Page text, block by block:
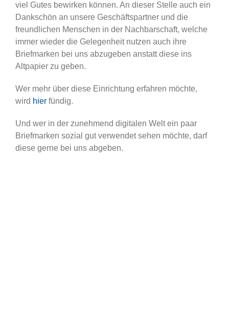
viel Gutes bewirken können. An dieser Stelle auch ein
Dankschön an unsere Geschäftspartner und die
freundlichen Menschen in der Nachbarschaft, welche
immer wieder die Gelegenheit nutzen auch ihre
Briefmarken bei uns abzugeben anstatt diese ins
Altpapier zu geben.
Wer mehr über diese Einrichtung erfahren möchte,
wird hier fündig.
Und wer in der zunehmend digitalen Welt ein paar
Briefmarken sozial gut verwendet sehen möchte, darf
diese gerne bei uns abgeben.